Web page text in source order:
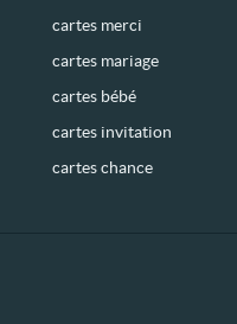
cartes merci
cartes mariage
cartes bébé
cartes invitation
cartes chance